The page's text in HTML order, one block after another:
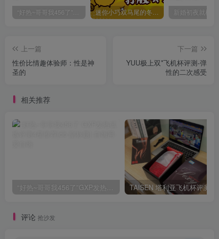
迷你小巧双马尾的冬爱琴音写真分享，虎牙妹妹YYDS!
上一篇
性价比情趣体验师：性是神
圣的
下一篇
YUU极上双*飞机杯评测-弹
性的二次感受
相关推荐
评论 抢沙发